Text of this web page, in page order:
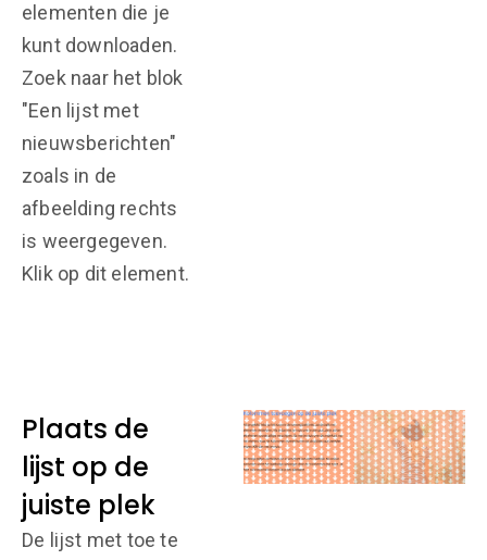
elementen die je
kunt downloaden.
Zoek naar het blok
"Een lijst met
nieuwsberichten"
zoals in de
afbeelding rechts
is weergegeven.
Klik op dit element.
Plaats de
lijst op de
juiste plek
De lijst met toe te